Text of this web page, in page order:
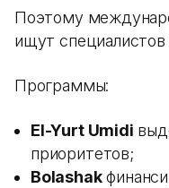
Поэтому
ищут специалистов
Программы:
El-Yurt Umidi
приоритетов;
Bolashak